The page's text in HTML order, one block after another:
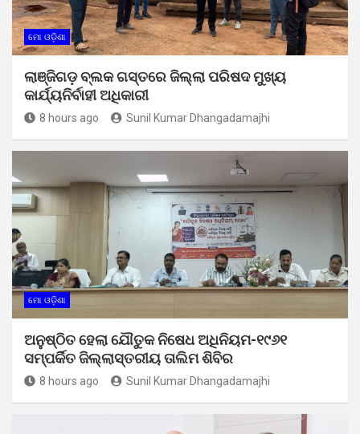
ମୋ ଓଡ଼ିଶା
ଲାଞ୍ଜିଗଡ଼ ବ୍ଲକ ଗସ୍ତରେ ଜିଲ୍ଲା ପରିଷଦ ମୁଖ୍ୟ
କାର୍ଯ୍ୟନିର୍ବାହୀ ଅଧିକାରୀ
8 hours ago Sunil Kumar Dhangadamajhi
ମୋ ଓଡ଼ିଶା
ଅନୁଷ୍ଠିତ ହେଲା ଯୌତୁକ ନିଷେଧ ଅଧିନିୟମ-୧୯୬୧
ସମ୍ପର୍କିତ ଜିଲ୍ଲାସ୍ତରୀୟ ତାଲିମ ଶିବିର
8 hours ago Sunil Kumar Dhangadamajhi